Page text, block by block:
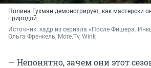
Полина Гухман демонстрирует, как мастерски
природой
Источник: кадр из сериала «После Фишера.
Ольга Френкель, More.Tv, Wink
— Непонятно, зачем они этот